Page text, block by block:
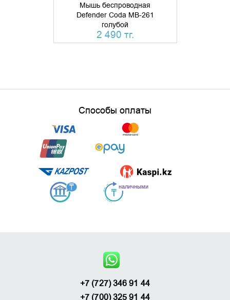
Мышь беспроводная
Defender Coda MB-261
голубой
2 490 тг.
Способы оплаты
+7 (727) 346 91 44
+7 (700) 325 91 44